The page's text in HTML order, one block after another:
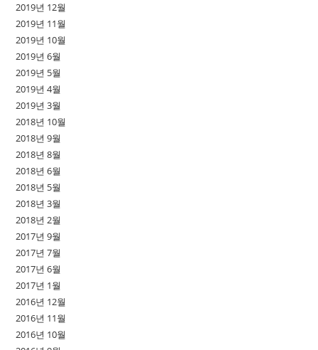
2019년 12월
2019년 11월
2019년 10월
2019년 6월
2019년 5월
2019년 4월
2019년 3월
2018년 10월
2018년 9월
2018년 8월
2018년 6월
2018년 5월
2018년 3월
2018년 2월
2017년 9월
2017년 7월
2017년 6월
2017년 1월
2016년 12월
2016년 11월
2016년 10월